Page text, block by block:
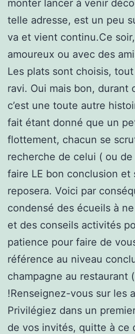
monter lancer à venir
telle adresse, est un peu
va et vient continu.Ce
amoureux ou avec des
Les plats sont choisis,
ravi. Oui mais bon, durant
c’est une toute autre
fait étant donné que un
flottement, chacun se
recherche de celui ( ou
faire LE bon conclusion et
reposera. Voici par
condensé des écueils à
et des conseils activités
patience pour faire de
référence au niveau
champagne au restaurant
!Renseignez-vous sur les
Privilégiez dans un
de vos invités, quitte à ce